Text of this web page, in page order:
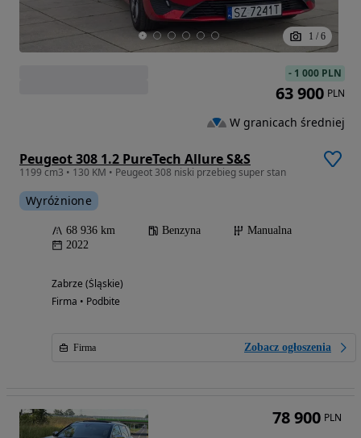
1 / 6
Peugeot 308 1.2 PureTech Allure S&S
1199 cm3 • 130 KM • Peugeot 308 niski przebieg super stan
Wyróżnione
68 936 km Benzyna
Manualna
2022
Zabrze (Śląskie)
Firma • Podbite
Firma Zobacz ogłoszenia
- 1 000 PLN
63 900 PLN
W granicach średniej
78 900 PLN